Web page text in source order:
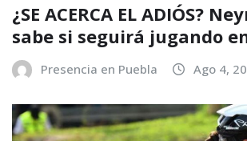
¿SE ACERCA EL ADIÓS?
sabe si seguirá jugando
Presencia en Puebla Ago 4,